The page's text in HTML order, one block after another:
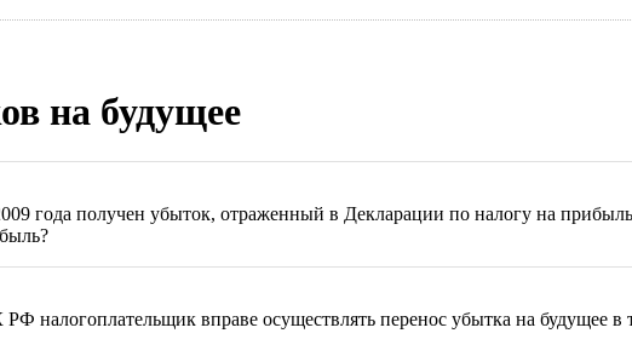
на будущее
года получен убыток, отраженный в Декларации по налогу на
налогоплательщик вправе осуществлять перенос убытка на будущее